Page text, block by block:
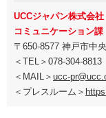
UCCジャパン株式会
コミュニケーション課
〒650-8577 神戸市中
＜TEL＞078-304-8813
＜MAIL＞ ucc-
＜プレスルーム＞